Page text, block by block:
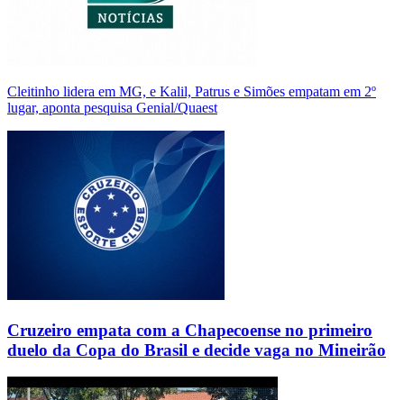
Cleitinho lidera em MG, e Kalil, Patrus e Simões empatam em 2º
lugar, aponta pesquisa Genial/Quaest
Cruzeiro empata com a Chapecoense no primeiro
duelo da Copa do Brasil e decide vaga no Mineirão